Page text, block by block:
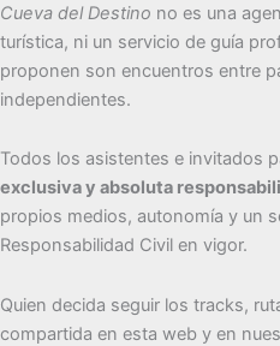
Cueva del Destino no es una
turística, ni un servicio de guía
proponen son encuentros entre
independientes.
Todos los asistentes e invitados
exclusiva y absoluta
propios medios, autonomía y un
Responsabilidad Civil en vigor.
Quien decida seguir los tracks,
compartida en esta web y en